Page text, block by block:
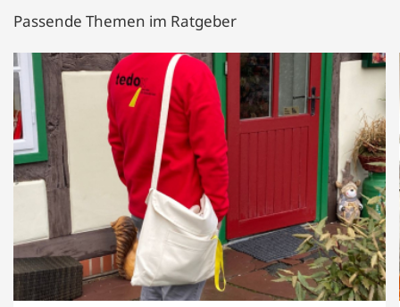
Passende Themen im Ratgeber